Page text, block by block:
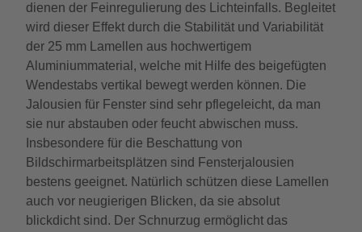
dienen der Feinregulierung des Lichteinfalls. Begleitet
wird dieser Effekt durch die Stabilität und Variabilität
der 25 mm Lamellen aus hochwertigem
Aluminiummaterial, welche mit Hilfe des beigefügten
Wendestabs vertikal bewegt werden können. Die
Jalousien für Fenster sind sehr pflegeleicht, da man
sie nur abstauben oder feucht abwischen muss.
Insbesondere für die Beschattung von
Bildschirmarbeitsplätzen sind Fensterjalousien
bestens geeignet. Natürlich schützen diese Lamellen
auch vor neugierigen Blicken, da sie absolut
blickdicht sind. Der Schnurzug ermöglicht das